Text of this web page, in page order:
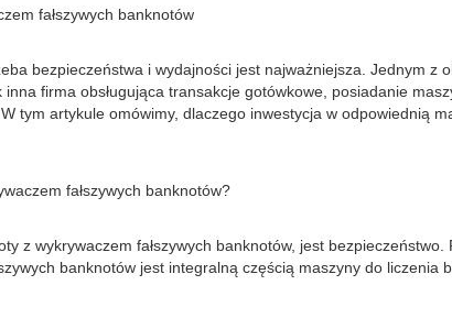
fałszywych banknotów
bezpieczeństwa i wydajności jest najważniejsza. Jednym z
firma obsługująca transakcje gotówkowe, posiadanie
tym artykule omówimy, dlaczego inwestycja w odpowiednią
fałszywych banknotów?
z wykrywaczem fałszywych banknotów, jest
banknotów jest integralną częścią maszyny do